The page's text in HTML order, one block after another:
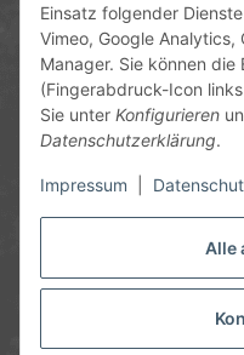
Alle
Einsatz folgender
Vimeo, Google Analytics,
Manager. Sie können
(Fingerabdruck-Icon
Sie unter Konfigurieren
Datenschutzerklärung.
Impressum
Mo-Fr, 09:00-12:00 |
Hinter den
63906 Erlenbach
info@chemics.eu
Gesetzliche